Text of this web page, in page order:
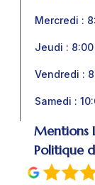
Mercredi :
Jeudi :
Vendredi :
Samedi :
Mentions
Politique